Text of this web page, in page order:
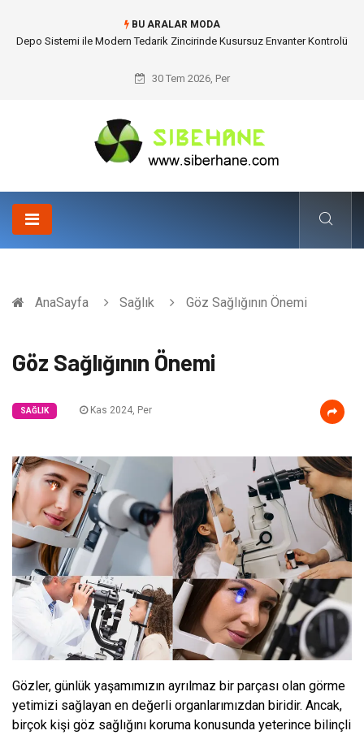
BU ARALAR MODA
Akrilik Boyama Seti ile Evinizde Dijitalden Uzak Bir Deşarj Alanı Tasarlayın
30 Tem 2026, Per
AnaSayfa Sağlık Göz Sağlığının Önemi
Göz Sağlığının Önemi
SAĞLIK Kas 2024, Per
Gözler, günlük yaşamımızın ayrılmaz bir parçası olan görme
yetimizi sağlayan en değerli organlarımızdan biridir. Ancak,
birçok kişi göz sağlığını koruma konusunda yeterince bilinçli